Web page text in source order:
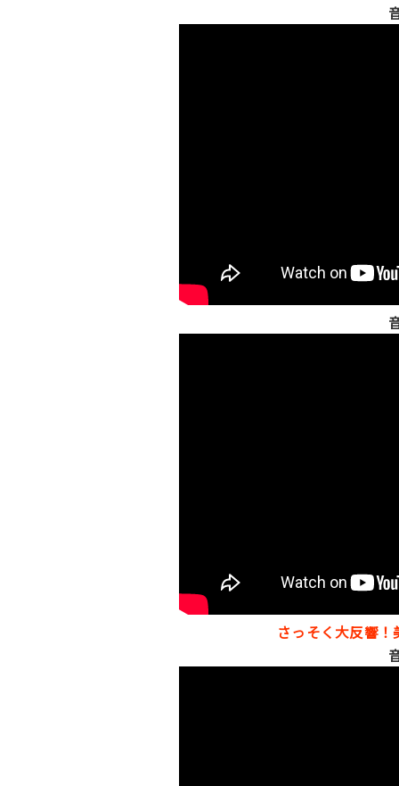
さっそく大反響